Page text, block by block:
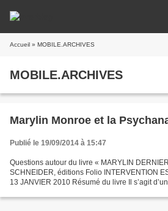
Accueil » MOBILE.ARCHIVES
MOBILE.ARCHIVES
Marylin Monroe et la
Publié le 19/09/2014 à 15:47
Questions autour du livre « MARYLIN
SCHNEIDER, éditions Folio INTERVENTION
13 JANVIER 2010 Résumé du livre Il s’agit